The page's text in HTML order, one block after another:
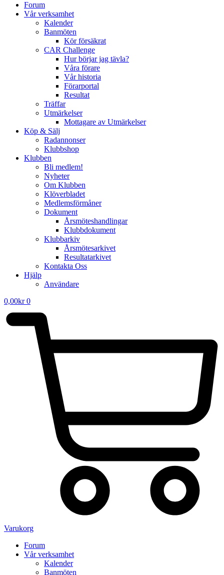
Forum
Vår verksamhet
Kalender
Banmöten
Kör försäkrat
CAR Challenge
Hur börjar jag tävla?
Våra förare
Vår historia
Förarportal
Resultat
Träffar
Utmärkelser
Mottagare av Utmärkelser
Köp & Sälj
Radannonser
Klubbshop
Klubben
Bli medlem!
Nyheter
Om Klubben
Klöverbladet
Medlemsförmåner
Dokument
Årsmöteshandlingar
Klubbdokument
Klubbarkiv
Årsmötesarkivet
Resultatarkivet
Kontakta Oss
Hjälp
Användare
0,00kr 0
Varukorg
Forum
Vår verksamhet
Kalender
Banmöten